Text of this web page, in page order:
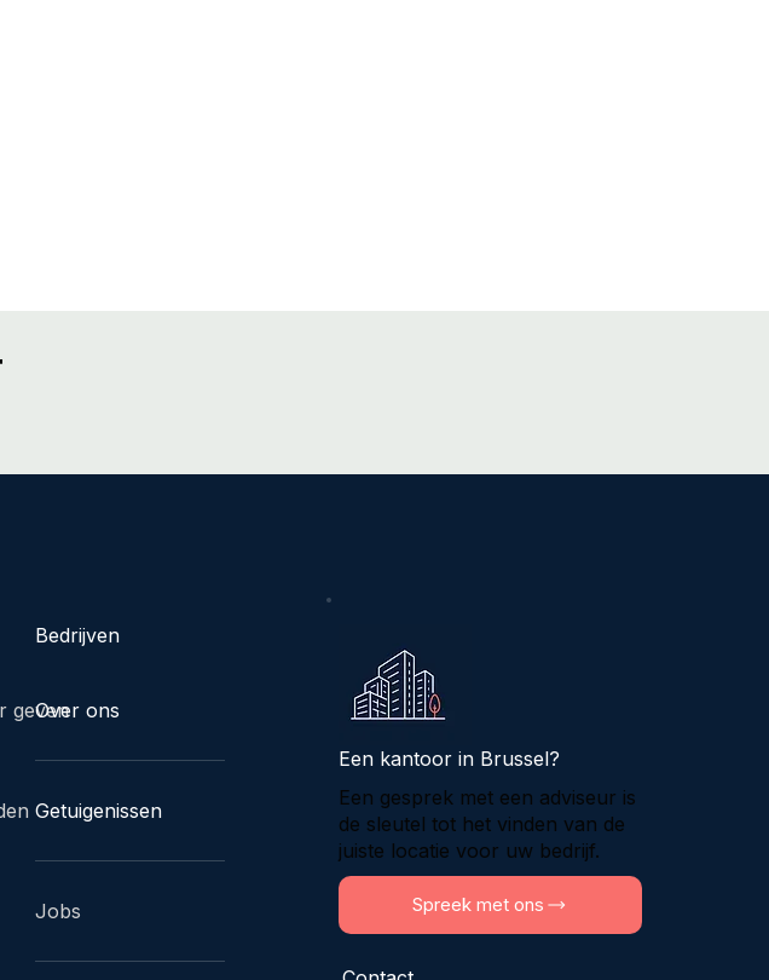
geven
Bedrijven
Over ons
Getuigenissen
Jobs
Een kantoor in Brussel?
Een gesprek met een adviseur is
de sleutel tot het vinden van de
juiste locatie voor uw bedrijf.
Spreek met ons